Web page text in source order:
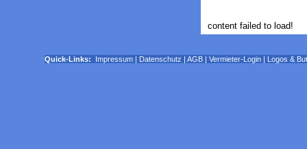
content failed to load!
Quick-Links: Impressum | Datenschutz | AGB | Vermieter-Login | Logos &